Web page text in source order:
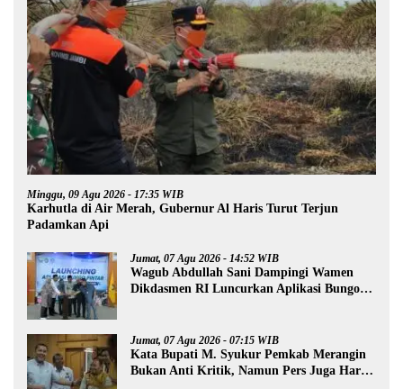
Minggu, 09 Agu 2026 - 17:35 WIB
Karhutla di Air Merah, Gubernur Al Haris Turut Terjun
Padamkan Api
Jumat, 07 Agu 2026 - 14:52 WIB
Wagub Abdullah Sani Dampingi Wamen
Dikdasmen RI Luncurkan Aplikasi Bungo
Jumat, 07 Agu 2026 - 07:15 WIB
Kata Bupati M. Syukur Pemkab Merangin
Bukan Anti Kritik, Namun Pers Juga Harus